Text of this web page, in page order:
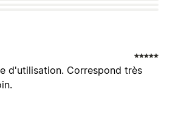
d'utilisation. Correspond très